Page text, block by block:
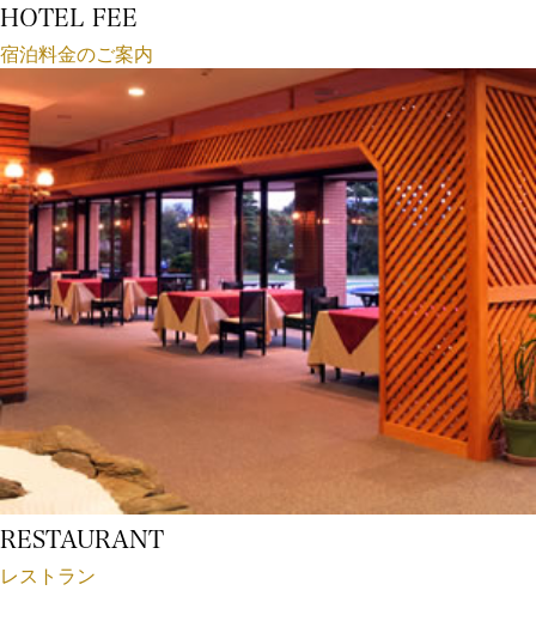
HOTEL FEE
宿泊料金のご案内
RESTAURANT
レストラン